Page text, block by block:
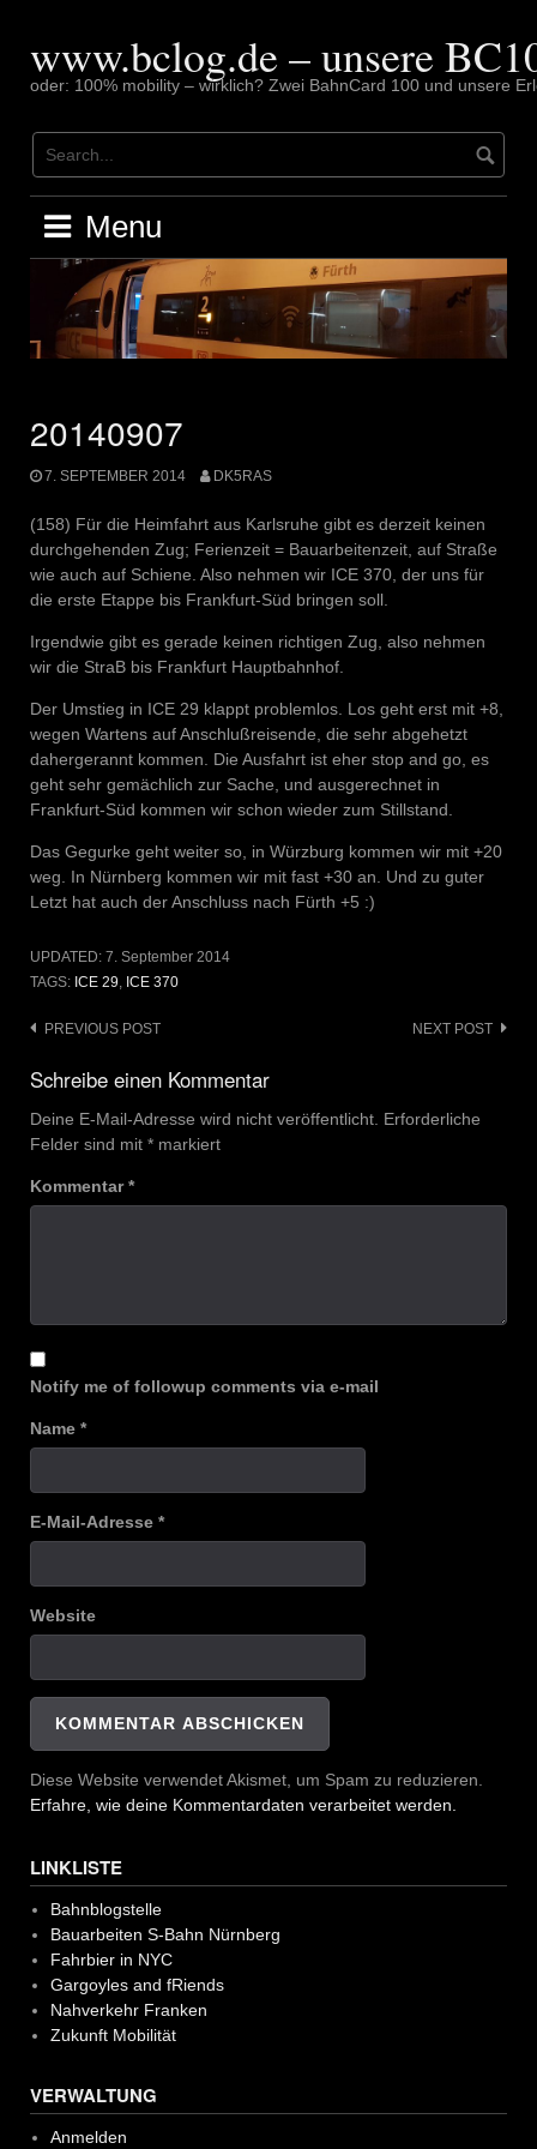
contentwww.bclog.de – unsere
oder: 100% mobility – wirklich? Zwei BahnCard 100 und unsere
Menu
20140907
7. SEPTEMBER 2014 DK5RAS
(158) Für die Heimfahrt aus Karlsruhe gibt es derzeit keinen
durchgehenden Zug; Ferienzeit = Bauarbeitenzeit, auf Straße
wie auch auf Schiene. Also nehmen wir ICE 370, der uns für
die erste Etappe bis Frankfurt-Süd bringen soll.
Irgendwie gibt es gerade keinen richtigen Zug, also nehmen
wir die StraB bis Frankfurt Hauptbahnhof.
Der Umstieg in ICE 29 klappt problemlos. Los geht erst mit +8,
wegen Wartens auf Anschlußreisende, die sehr abgehetzt
dahergerannt kommen. Die Ausfahrt ist eher stop and go, es
geht sehr gemächlich zur Sache, und ausgerechnet in
Frankfurt-Süd kommen wir schon wieder zum Stillstand.
Das Gegurke geht weiter so, in Würzburg kommen wir mit +20
weg. In Nürnberg kommen wir mit fast +30 an. Und zu guter
Letzt hat auch der Anschluss nach Fürth +5 :)
UPDATED: 7. September 2014
TAGS: ICE 29, ICE 370
Post
navigation
PREVIOUS POST NEXT POST
Schreibe einen Kommentar
Deine E-Mail-Adresse wird nicht veröffentlicht. Erforderliche
Felder sind mit * markiert
Kommentar*
Notify me of followup comments via e-mail
Name *
E-Mail-Adresse *
Website
Diese Website verwendet Akismet, um Spam zu reduzieren.
Erfahre, wie deine Kommentardaten verarbeitet werden.
LINKLISTE
Bahnblogstelle
Bauarbeiten S-Bahn Nürnberg
Fahrbier in NYC
Gargoyles and fRiends
Nahverkehr Franken
Zukunft Mobilität
VERWALTUNG
Anmelden